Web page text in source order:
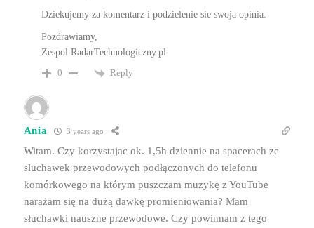
Dziekujemy za komentarz i podzielenie sie swoja opinia.
Pozdrawiamy,
Zespol RadarTechnologiczny.pl
0
Reply
Ania 3 years ago
Witam. Czy korzystając ok. 1,5h dziennie na spacerach ze
sluchawek przewodowych podłączonych do telefonu
komórkowego na którym puszczam muzykę z YouTube
narażam się na dużą dawkę promieniowania? Mam
słuchawki nauszne przewodowe. Czy powinnam z tego